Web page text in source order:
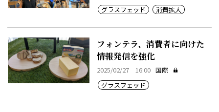
グラスフェッド
消費拡大
フォンテラ、消費者に向けた
情報発信を強化
2025/02/27 16:00 国際
グラスフェッド